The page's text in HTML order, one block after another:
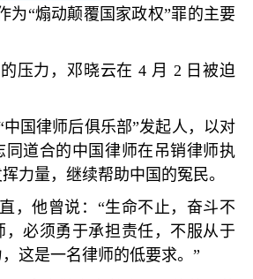
为“煽动颠覆国家政权”罪的主要
压力，邓晓云在 4 月 2 日被迫
中国律师后俱乐部”发起人，以对
同道合的中国律师在吊销律师执
力量，继续帮助中国的冤民。
，他曾说： “生命不止，奋斗不
，必须勇于承担责任，不服从于
这是一名律师的低要求。 ”